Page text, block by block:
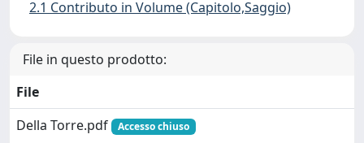
2.1 Contributo in Volume (Capitolo,Saggio)
File in questo prodotto:
File
Della Torre.pdf
Accesso chiuso